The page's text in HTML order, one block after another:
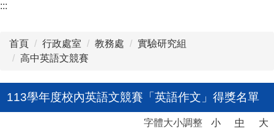
:::
首頁 行政處室 教務處
實驗研究組
高中英語文競賽
113學年度校內英語文競賽「英語作文」得獎名單
字體大小調整 小 中
大